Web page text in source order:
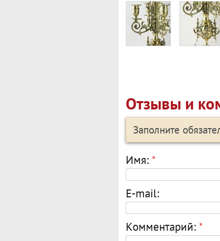
Отзывы и
Заполните
Имя: *
E-mail:
Комментарий: *